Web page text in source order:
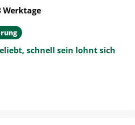
Werktage
schnell sein lohnt sich
anzeigen